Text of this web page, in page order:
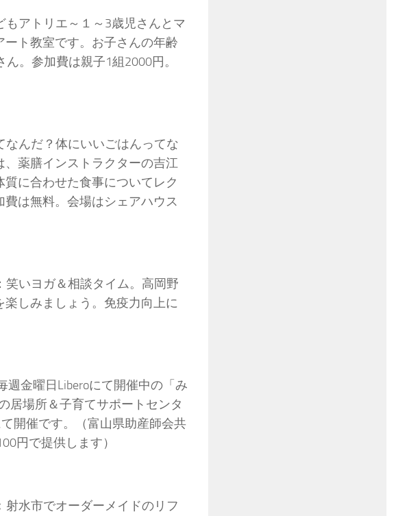
アトリエ～１～3歳児さんとマ
ト教室です。お子さんの年齢
。参加費は親子1組2000円。
んだ？体にいいごはんってな
薬膳インストラクターの吉江
に合わせた食事についてレク
は無料。会場はシェアハウス
いヨガ＆相談タイム。高岡野
しみましょう。免疫力向上に
週金曜日Liberoにて開催中の「み
居場所＆子育てサポートセンタ
開催です。（富山県助産師会共
円で提供します）
水市でオーダーメイドのリフ